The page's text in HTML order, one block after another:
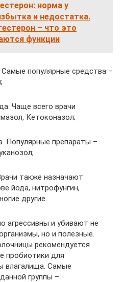
норма у
и недостатка.
– что это
функции
Самые популярные средства –
Чаще всего врачи
Кетоконазол;
Популярные препараты –
также назначают
йода, нитрофунгин,
другие.
агрессивны и убивают не
но и полезные.
рекомендуется
пробиотики для
влагалища. Самые
группы –